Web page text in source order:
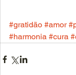
#gratidão #amor
#harmonia #cura